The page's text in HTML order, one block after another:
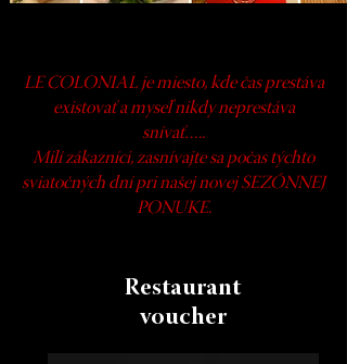
LE COLONIAL je miesto, kde čas prestáva
existovať a myseľ nikdy neprestáva
snívať…..
Milí zákazníci, zasnívajte sa počas týchto
sviatočných dní pri našej novej SEZÓNNEJ
PONUKE.
Restaurant
voucher